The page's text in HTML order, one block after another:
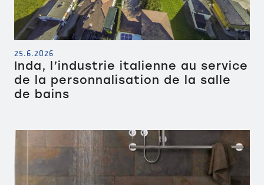
25.6.2026
Inda, l’industrie italienne au service
de la personnalisation de la salle
de bains